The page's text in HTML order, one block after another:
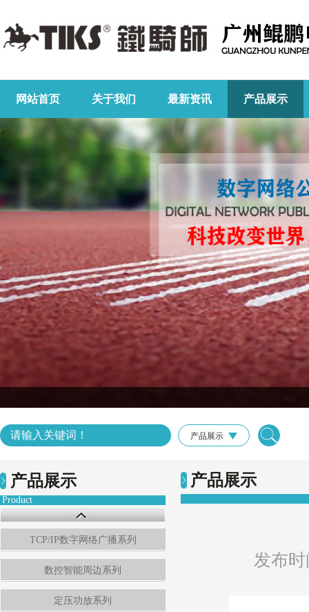
网站首页 关于我们 最新资讯 产品展示
产品展示
产品展示
Product
TCP/IP数字网络广播系列
数控智能周边系列
定压功放系列
产品展示
发布时